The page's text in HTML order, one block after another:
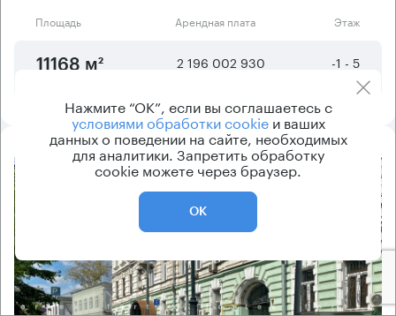
Площадь Арендная плата Этаж
11168 м² 2 196 002 930
₽
-1 - 5
Нажмите “ОК”, если вы соглашаетесь с
условиями обработки cookieи ваших
данных о поведении на сайте, необходимых
для аналитики. Запретить обработку
cookie можете через браузер.
ОК